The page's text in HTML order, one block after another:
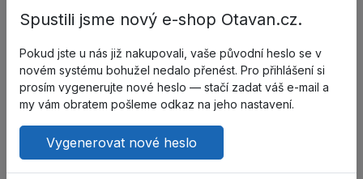
Do oblíbených – Polokošile -
Porovnat – Polokošile - krátký
Zobrazit detail produktu Polokošile - krátký
Spustili jsme nový e-shop Otavan.cz.
Pokud jste u nás již nakupovali, vaše původní heslo se v
novém systému bohužel nedalo přenést. Pro přihlášení si
prosím vygenerujte nové heslo — stačí zadat váš e-mail a
my vám obratem pošleme odkaz na jeho nastavení.
Vygenerovat nové heslo